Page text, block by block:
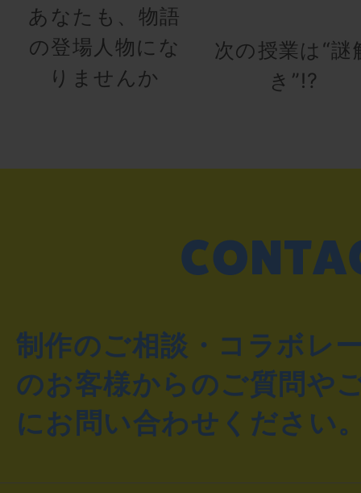
あなたも、物語
の登場人物にな
りませんか
次の授業は“謎
き”!?
制作のご相談・コラボレ
のお客様からのご質問や
にお問い合わせください